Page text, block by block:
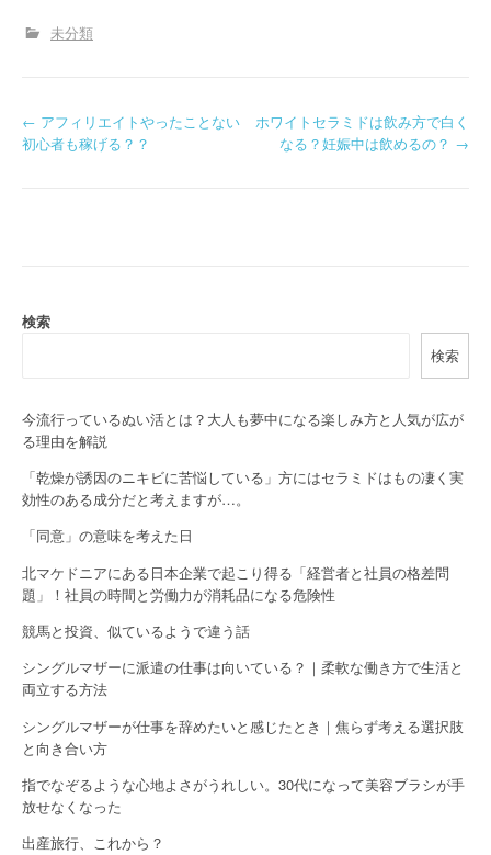
未分類
P
a
i
g
a
i
o
n
← アフィリエイトやったことない
初心者も稼げる？？
ホワイトセラミドは飲み方で白く
なる？妊娠中は飲めるの？ →
検索
検索
今流行っているぬい活とは？大人も夢中になる楽しみ方と人気が広が
る理由を解説
「乾燥が誘因のニキビに苦悩している」方にはセラミドはもの凄く実
効性のある成分だと考えますが…。
「同意」の意味を考えた日
北マケドニアにある日本企業で起こり得る「経営者と社員の格差問
題」！社員の時間と労働力が消耗品になる危険性
競馬と投資、似ているようで違う話
シングルマザーに派遣の仕事は向いている？｜柔軟な働き方で生活と
両立する方法
シングルマザーが仕事を辞めたいと感じたとき｜焦らず考える選択肢
と向き合い方
指でなぞるような心地よさがうれしい。30代になって美容ブラシが手
放せなくなった
出産旅行、これから？